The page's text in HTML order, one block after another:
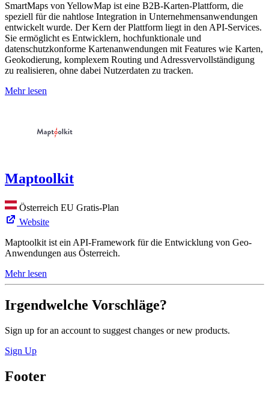
SmartMaps von YellowMap ist eine B2B-Karten-Plattform, die
speziell für die nahtlose Integration in Unternehmensanwendungen
entwickelt wurde. Der Kern der Plattform liegt in den API-Services.
Sie ermöglicht es Entwicklern, hochfunktionale und
datenschutzkonforme Kartenanwendungen mit Features wie Karten,
Geokodierung, komplexem Routing und Adressvervollständigung
zu realisieren, ohne dabei Nutzerdaten zu tracken.
Mehr lesen
Maptoolkit
Österreich EU Gratis-Plan
Website
Maptoolkit ist ein API-Framework für die Entwicklung von Geo-
Anwendungen aus Österreich.
Mehr lesen
Irgendwelche Vorschläge?
Sign up for an account to suggest changes or new products.
Sign Up
Footer